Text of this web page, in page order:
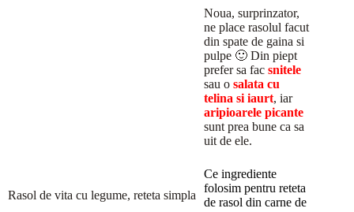
Rasol de vita cu legume, reteta simpla
Noua, surprinzator,
ne place rasolul facut
din spate de gaina si
pulpe 🙂 Din piept
prefer sa fac snitele
sau o salata cu
telina si iaurt, iar
aripioarele picante
sunt prea bune ca sa
uit de ele.
Ce ingrediente
folosim pentru reteta
de rasol din carne de